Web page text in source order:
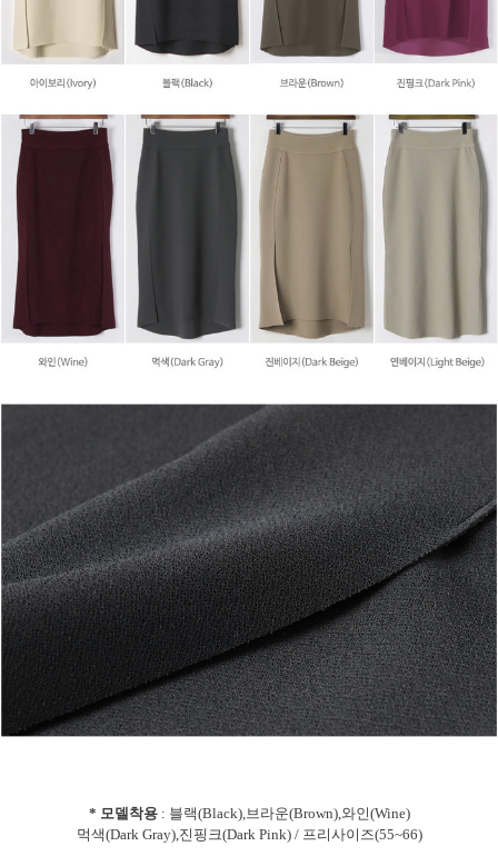
* 모델착용: 블랙(Black),브라운(Brown),와인(Wine)
먹색(Dark Gray),진핑크(Dark Pink) / 프리사이즈(55~66)